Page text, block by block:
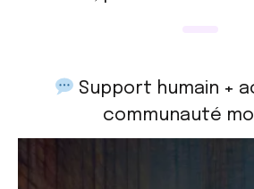
Support humain +
communauté